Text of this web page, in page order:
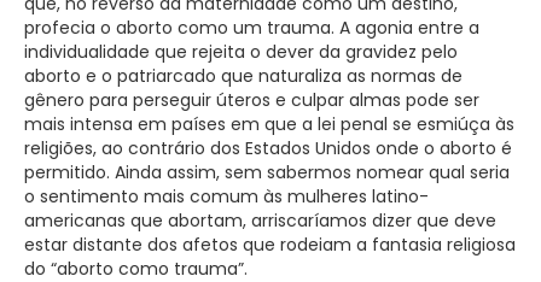
profecia o aborto como um trauma. A agonia entre a
individualidade que rejeita o dever da gravidez pelo
aborto e o patriarcado que naturaliza as normas de
gênero para perseguir úteros e culpar almas pode ser
mais intensa em países em que a lei penal se esmiúça às
religiões, ao contrário dos Estados Unidos onde o aborto é
permitido. Ainda assim, sem sabermos nomear qual seria
o sentimento mais comum às mulheres latino-
americanas que abortam, arriscaríamos dizer que deve
estar distante dos afetos que rodeiam a fantasia religiosa
do “aborto como trauma”.